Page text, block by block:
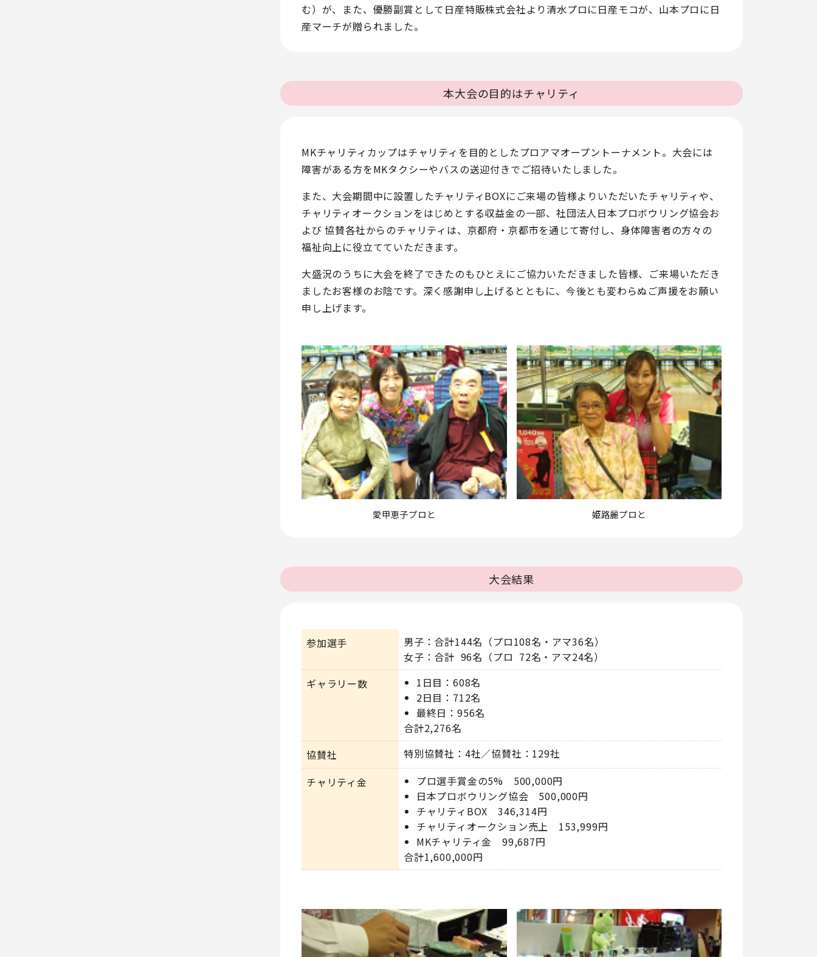
む）が、また、優勝副賞として日産特販株式会社より清水プロに日産モコが、山本プロに日
産マーチが贈られました。
本大会の目的はチャリティ
MKチャリティカップはチャリティを目的としたプロアマオープントーナメント。大会には
障害がある方をMKタクシーやバスの送迎付きでご招待いたしました。
また、大会期間中に設置したチャリティBOXにご来場の皆様よりいただいたチャリティや、
チャリティオークションをはじめとする収益金の一部、社団法人日本プロボウリング協会お
よび 協賛各社からのチャリティは、京都府・京都市を通じて寄付し、身体障害者の方々の
福祉向上に役立てていただきます。
大盛況のうちに大会を終了できたのもひとえにご協力いただきました皆様、ご来場いただき
ましたお客様のお陰です。深く感謝申し上げるとともに、今後とも変わらぬご声援をお願い
申し上げます。
愛甲恵子プロと 姫路麗プロと
大会結果
参加選手 男子：合計144名 （プロ108名・アマ36名）
女子：合計 96名 （プロ 72名・アマ24名）
ギャラリー数
1日目：608名
2日目：712名
最終日：956名
合計2,276名
協賛社
特別協賛社：4社／協賛社：129社
チャリティ金
プロ選手賞金の5% 500,000円
日本プロボウリング協会 500,000円
チャリティBOX 346,314円
チャリティオークション売上 153,999円
MKチャリティ金 99,687円
合計1,600,000円